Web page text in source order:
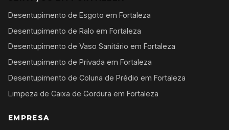
Desentupimento de Esgoto em Fortaleza
Desentupimento de Ralo em Fortaleza
Desentupimento de Vaso Sanitário em Fortaleza
Desentupimento de Privada em Fortaleza
Desentupimento de Coluna de Prédio em Fortaleza
Limpeza de Caixa de Gordura em Fortaleza
EMPRESA